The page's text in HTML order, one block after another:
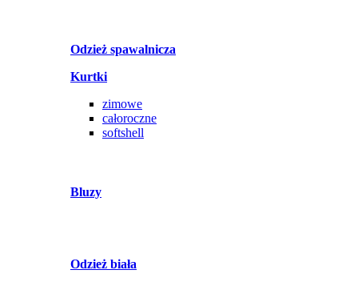
Odzież spawalnicza
Kurtki
zimowe
całoroczne
softshell
Bluzy
Odzież biała